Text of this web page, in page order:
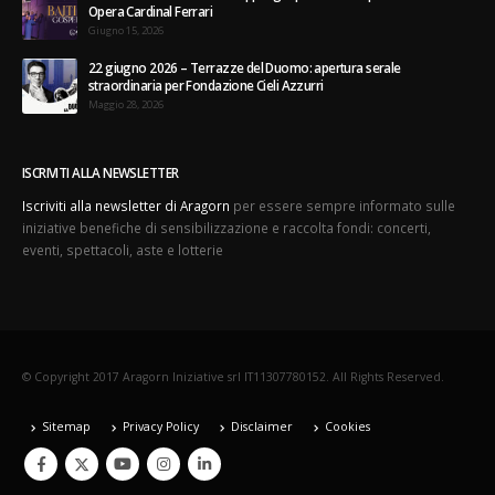
Opera Cardinal Ferrari
Giugno 15, 2026
22 giugno 2026 – Terrazze del Duomo: apertura serale
straordinaria per Fondazione Cieli Azzurri
Maggio 28, 2026
ISCRIVITI ALLA NEWSLETTER
Iscriviti alla newsletter di Aragorn per essere sempre informato sulle
iniziative benefiche di sensibilizzazione e raccolta fondi: concerti,
eventi, spettacoli, aste e lotterie
© Copyright 2017 Aragorn Iniziative srl IT11307780152. All Rights Reserved.
Sitemap Privacy Policy Disclaimer Cookies